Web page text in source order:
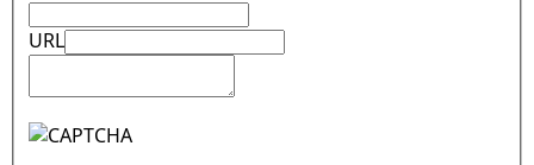
URL